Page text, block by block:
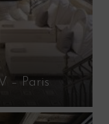
– Paris